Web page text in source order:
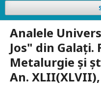
Analele
Jos" din Galați.
Metalurgie și
An.